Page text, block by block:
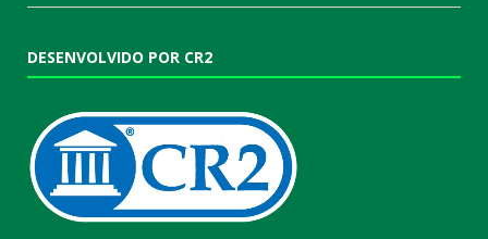
DESENVOLVIDO POR CR2